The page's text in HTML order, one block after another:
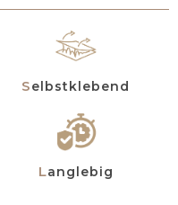
Selbstklebend
Langlebig